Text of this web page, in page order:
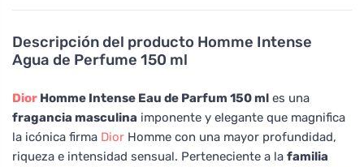
Descripción del producto Homme Intense
Agua de Perfume 150 ml
Dior Homme Intense Eau de Parfum 150 ml es una
fragancia masculina imponente y elegante que magnifica
la icónica firma Dior Homme con una mayor profundidad,
riqueza e intensidad sensual. Perteneciente a la familia